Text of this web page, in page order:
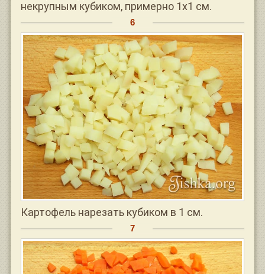
некрупным кубиком, примерно 1х1 см.
Картофель нарезать кубиком в 1 см.